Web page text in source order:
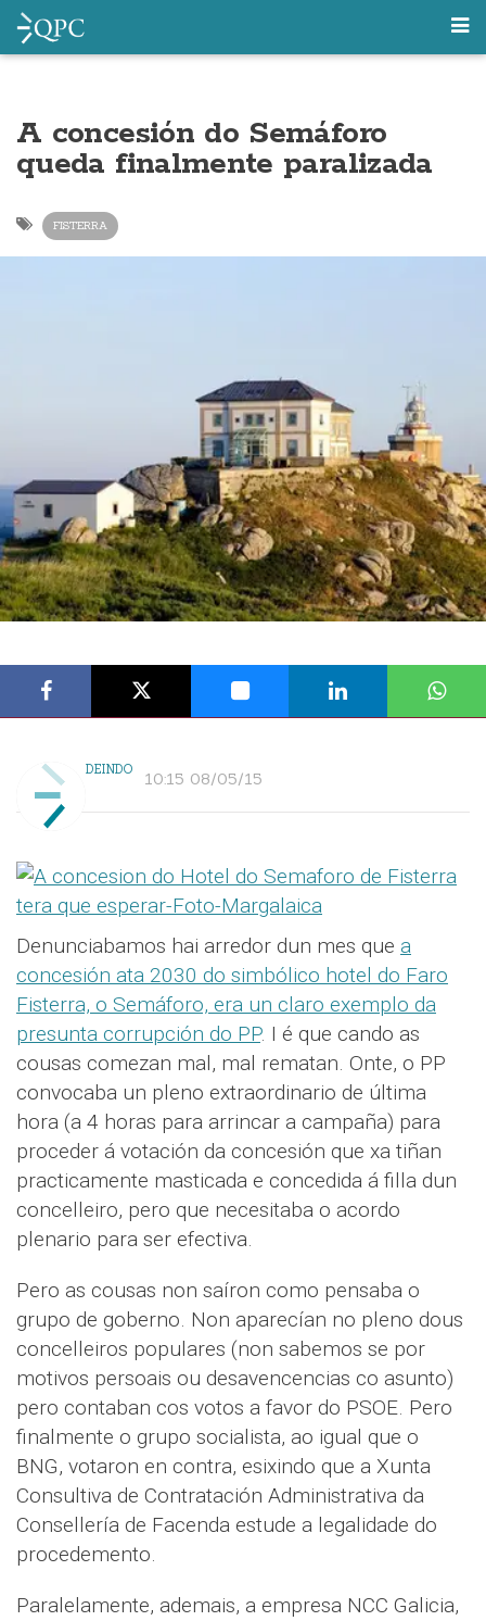
A concesión do Semáforo
queda finalmente paralizada
FISTERRA
DEINDO 10:15 08/05/15
Denunciabamos hai arredor dun mes que a
concesión ata 2030 do simbólico hotel do Faro
Fisterra, o Semáforo, era un claro exemplo da
presunta corrupción do PP. I é que cando as
cousas comezan mal, mal rematan. Onte, o PP
convocaba un pleno extraordinario de última
hora (a 4 horas para arrincar a campaña) para
proceder á votación da concesión que xa tiñan
practicamente masticada e concedida á filla dun
concelleiro, pero que necesitaba o acordo
plenario para ser efectiva.
Pero as cousas non saíron como pensaba o
grupo de goberno. Non aparecían no pleno dous
concelleiros populares (non sabemos se por
motivos persoais ou desavencencias co asunto)
pero contaban cos votos a favor do PSOE. Pero
finalmente o grupo socialista, ao igual que o
BNG, votaron en contra, esixindo que a Xunta
Consultiva de Contratación Administrativa da
Consellería de Facenda estude a legalidade do
procedemento.
Paralelamente, ademais, a empresa NCC Galicia,